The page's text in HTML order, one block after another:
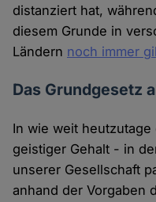
distanziert hat,
diesem Grunde in
Ländern noch immer
Das Grundgesetz
In wie weit
geistiger Gehalt - in
unserer Gesellschaft
anhand der Vorgaben